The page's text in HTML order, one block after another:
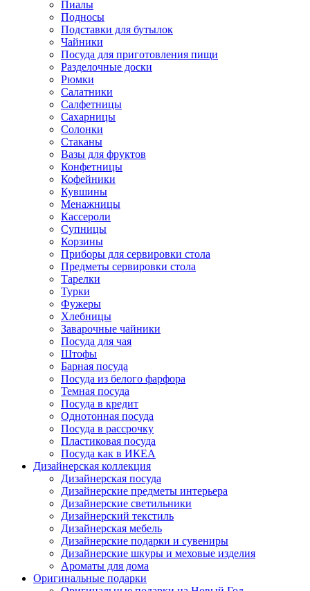
Пиалы
Подносы
Подставки для бутылок
Чайники
Посуда для приготовления пищи
Разделочные доски
Рюмки
Салатники
Салфетницы
Сахарницы
Солонки
Стаканы
Вазы для фруктов
Конфетницы
Кофейники
Кувшины
Менажницы
Кассероли
Супницы
Корзины
Приборы для сервировки стола
Предметы сервировки стола
Тарелки
Турки
Фужеры
Хлебницы
Заварочные чайники
Посуда для чая
Штофы
Барная посуда
Посуда из белого фарфора
Темная посуда
Посуда в кредит
Однотонная посуда
Посуда в рассрочку
Пластиковая посуда
Посуда как в ИКЕА
Дизайнерская коллекция
Дизайнерская посуда
Дизайнерские предметы интерьера
Дизайнерские светильники
Дизайнерский текстиль
Дизайнерская мебель
Дизайнерские подарки и сувениры
Дизайнерские шкуры и меховые изделия
Ароматы для дома
Оригинальные подарки